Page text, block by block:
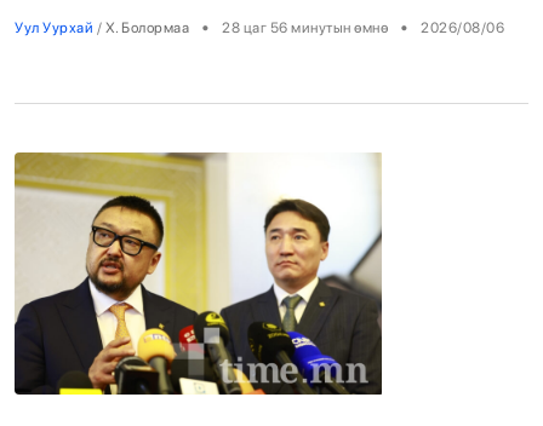
түлш авахаар тохиролцжээ. Тэгвэл өчигдөр Замын-Үүд дэх
Уул Уурхай / Х. Болормаа • 28 цаг 56 минутын өмнө • 2026/08/06